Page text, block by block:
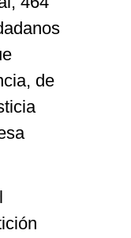
de